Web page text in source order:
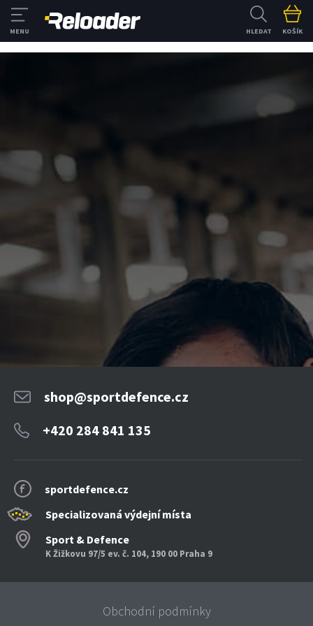
HLEDAT KOŠÍK
sportdefence.cz
Specializovaná výdejní místa
Sport & Defence
K Žižkovu 97/5 ev. č. 104, 190 00 Praha 9
shop@sportdefence.cz
+420 284 841 135
Obchodní podmínky